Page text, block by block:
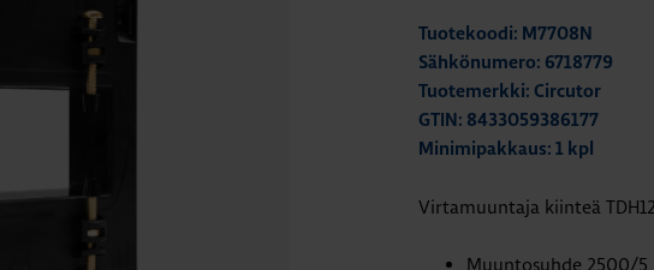
Tuotekoodi: M7708N
Sähkönumero: 6718779
Tuotemerkki: Circutor
GTIN: 8433059386177
Minimipakkaus: 1 kpl
Virtamuuntaja kiinteä
Muuntosuhde 2500/5